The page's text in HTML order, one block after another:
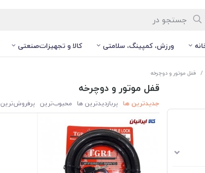
ورزش، کمپینگ، سلامتی کالا و تجهیزات‌صنعتی
/ قفل موتور و دوچرخه
قفل موتور و دوچرخه
جدیدترین ها پربازدیدترین ها محبوب‌‌ترین پرفروش‌ترین